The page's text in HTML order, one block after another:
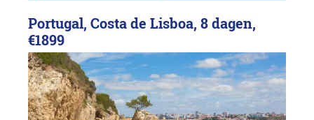
Portugal, Costa de Lisboa, 8 dagen,
€1899